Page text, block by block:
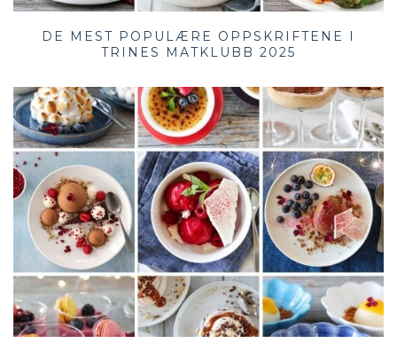
DE MEST POPULÆRE OPPSKRIFTENE I
TRINES MATKLUBB 2025